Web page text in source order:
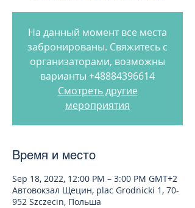
На данный момент все места
забронированы. Свяжитесь с
организаторами, возможны
варианты +48884396614
Смотреть другие
мероприятия
Время и место
Sep 18, 2022, 12:00 PM – 3:00 PM GMT+2
Автовокзал Щецин, plac Grodnicki 1, 70-
952 Szczecin, Польша